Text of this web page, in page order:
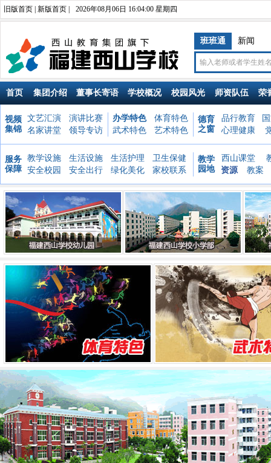
旧版首页 新版首页 2026年08月06日 16:04:01 星期四
班班通 新闻
首页 集团介绍 董事长寄语 学校概况 校园风光 师资队伍 荣
视频
集锦
文艺汇演
演讲比赛
名家讲堂
领导专访
办学特色
体育特色
武术特色
艺术特色
德育
之窗
品行教育
心理健康
服务
保障
教学设施 生活设施 生活护理
卫生保健
安全校园
安全出行 绿化美化 家校联系
教学
园地
西山课堂
资源
教案